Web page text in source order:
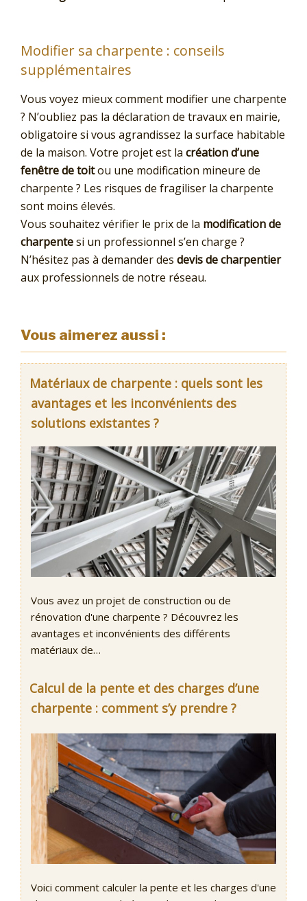
Modifier sa charpente : conseils
supplémentaires
Vous voyez mieux comment modifier une charpente
? N’oubliez pas la déclaration de travaux en mairie,
obligatoire si vous agrandissez la surface habitable
de la maison. Votre projet est la création d’une
fenêtre de toitou une modification mineure de
charpente ? Les risques de fragiliser la charpente
sont moins élevés.
Vous souhaitez vérifier le prix de la modification de
charpentesi un professionnel s’en charge ?
N’hésitez pas à demander des devis de charpentier
aux professionnels de notre réseau.
Vous aimerez aussi :
Matériaux de charpente : quels sont les
avantages et les inconvénients des
solutions existantes ?
Vous avez un projet de construction ou de
rénovation d'une charpente ? Découvrez les
avantages et inconvénients des différents
matériaux de…
Calcul de la pente et des charges d’une
charpente : comment s’y prendre ?
Voici comment calculer la pente et les charges d'une